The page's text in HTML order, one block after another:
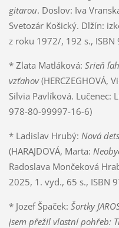
gitarou. Doslov: Iva
Svetozár Košický. Dlžín:
z roku 1972/, 192 s.,
* Zlata Matláková: Srieň
vzťahov(HERCZEGHOVÁ,
Silvia Pavlíková. Lučenec:
978-80-99997-16-6)
* Ladislav Hrubý: Nová
(HARAJDOVÁ, Marta:
Radoslava Mončeková
2025, 1. vyd., 65 s., ISBN
* Jozef Špaček: Šortky
jsem přežil vlastní pohřeb: